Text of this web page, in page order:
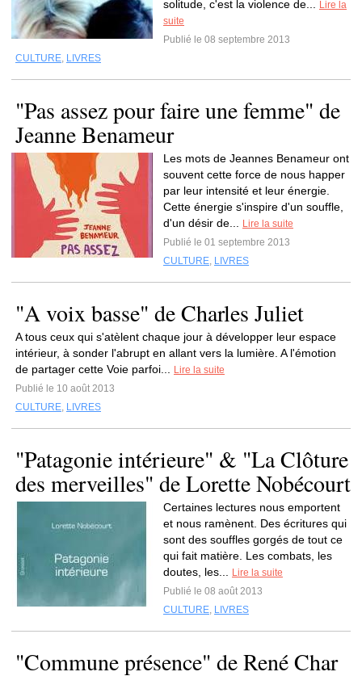
solitude, c'est la violence de...
Lire la
suite
Publié le 08 septembre 2013
CULTURE, LIVRES
"Pas assez pour faire une femme" de
Jeanne Benameur
Les mots de Jeannes Benameur ont
souvent cette force de nous happer
par leur intensité et leur énergie.
Cette énergie s'inspire d'un souffle,
d'un désir de...
Lire la suite
Publié le 01 septembre 2013
CULTURE, LIVRES
"A voix basse" de Charles Juliet
A tous ceux qui s'atèlent chaque jour à développer leur espace
intérieur, à sonder l'abrupt en allant vers la lumière. A l'émotion
de partager cette Voie parfoi...
Lire la suite
Publié le 10 août 2013
CULTURE, LIVRES
"Patagonie intérieure" & "La Clôture
des merveilles" de Lorette Nobécourt
Certaines lectures nous emportent
et nous ramènent. Des écritures qui
sont des souffles gorgés de tout ce
qui fait matière. Les combats, les
doutes, les...
Lire la suite
Publié le 08 août 2013
CULTURE, LIVRES
"Commune présence" de René Char